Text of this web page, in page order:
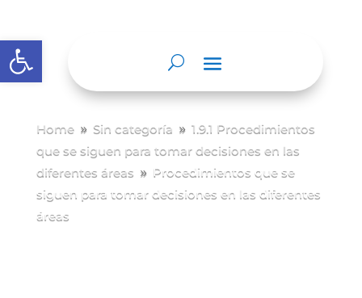
Abrir barra de herramientas
Home 9 Sin categoría 9 1.9.1 Procedimientos
que se siguen para tomar decisiones en las
diferentes áreas 9 Procedimientos que se
siguen para tomar decisiones en las diferentes
áreas